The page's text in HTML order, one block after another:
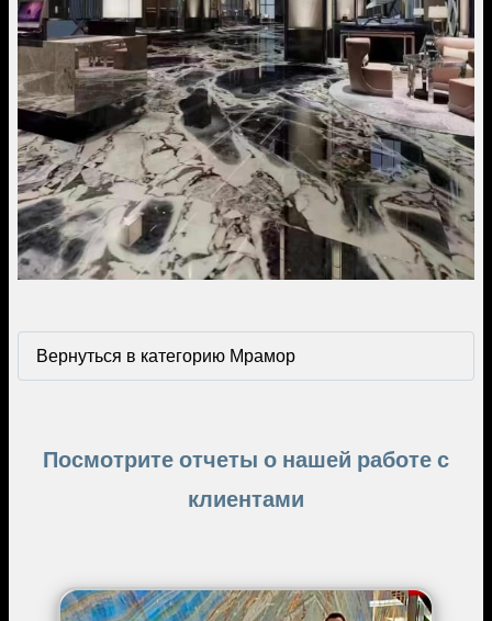
Вернуться в категорию Мрамор
Посмотрите отчеты о нашей работе с
клиентами
Image